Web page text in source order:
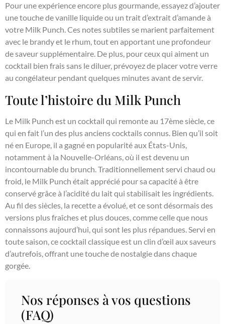
Pour une expérience encore plus gourmande, essayez d’ajouter
une touche de vanille liquide ou un trait d’extrait d’amande à
votre Milk Punch. Ces notes subtiles se marient parfaitement
avec le brandy et le rhum, tout en apportant une profondeur
de saveur supplémentaire. De plus, pour ceux qui aiment un
cocktail bien frais sans le diluer, prévoyez de placer votre verre
au congélateur pendant quelques minutes avant de servir.
Toute l’histoire du Milk Punch
Le Milk Punch est un cocktail qui remonte au 17ème siècle, ce
qui en fait l’un des plus anciens cocktails connus. Bien qu’il soit
né en Europe, il a gagné en popularité aux États-Unis,
notamment à la Nouvelle-Orléans, où il est devenu un
incontournable du brunch. Traditionnellement servi chaud ou
froid, le Milk Punch était apprécié pour sa capacité à être
conservé grâce à l’acidité du lait qui stabilisait les ingrédients.
Au fil des siècles, la recette a évolué, et ce sont désormais des
versions plus fraîches et plus douces, comme celle que nous
connaissons aujourd’hui, qui sont les plus répandues. Servi en
toute saison, ce cocktail classique est un clin d’œil aux saveurs
d’autrefois, offrant une touche de nostalgie dans chaque
gorgée.
Nos réponses à vos questions
(FAQ)